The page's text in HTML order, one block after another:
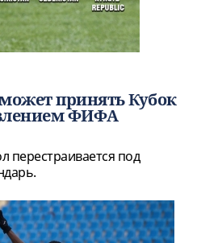
принять Кубок
ФИФА
перестраивается под